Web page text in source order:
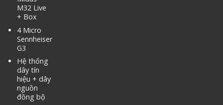
M32 Live
+ Box
4 Micro
Sennheiser
G3
Hệ thống
dây tín
hiệu + dây
nguồn
đồng bộ